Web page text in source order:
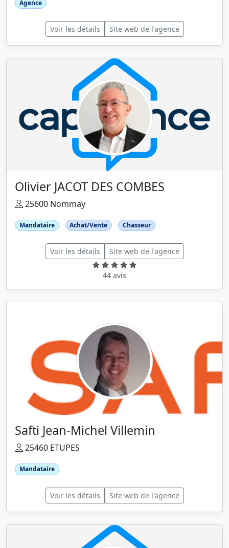
Agence
Voir les détails Site web de l'agence
Olivier JACOT DES COMBES
25600 Nommay
Mandataire Achat/Vente Chasseur
Voir les détails Site web de l'agence
44 avis
Safti Jean-Michel Villemin
25460 ETUPES
Mandataire
Voir les détails Site web de l'agence